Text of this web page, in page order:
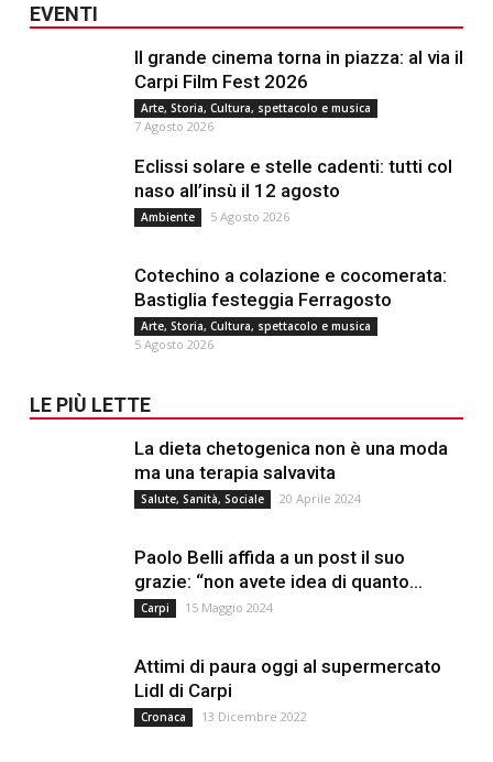
EVENTI
Il grande cinema torna in piazza: al via il
Carpi Film Fest 2026
Arte, Storia, Cultura, spettacolo e musica
7 Agosto 2026
Eclissi solare e stelle cadenti: tutti col
naso all’insù il 12 agosto
Ambiente 5 Agosto 2026
Cotechino a colazione e cocomerata:
Bastiglia festeggia Ferragosto
Arte, Storia, Cultura, spettacolo e musica
5 Agosto 2026
LE PIÙ LETTE
La dieta chetogenica non è una moda
ma una terapia salvavita
Salute, Sanità, Sociale 20 Aprile 2024
Paolo Belli affida a un post il suo
grazie: “non avete idea di quanto...
Carpi 15 Maggio 2024
Attimi di paura oggi al supermercato
Lidl di Carpi
Cronaca 13 Dicembre 2022